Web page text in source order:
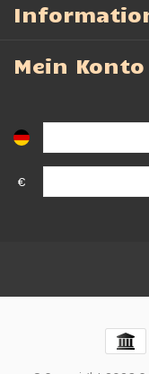
Mein Konto
€